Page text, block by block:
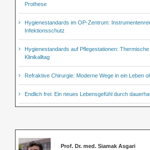
Prothese
Hygienestandards im OP-Zentrum:
Infektionsschutz
Hygienestandards auf Pflegestationen:
Klinikalltag
Refraktive Chirurgie: Moderne Wege in ein Leben
Endlich frei: Ein neues Lebensgefühl durch
Prof. Dr. med. Siamak Asgari